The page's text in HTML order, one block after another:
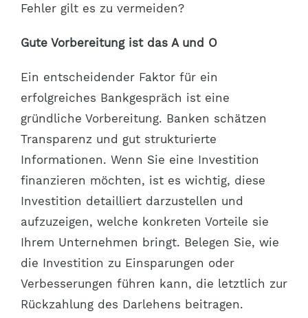
Fehler gilt es zu vermeiden?
Gute Vorbereitung ist das A und O
Ein entscheidender Faktor für ein
erfolgreiches Bankgespräch ist eine
gründliche Vorbereitung. Banken schätzen
Transparenz und gut strukturierte
Informationen. Wenn Sie eine Investition
finanzieren möchten, ist es wichtig, diese
Investition detailliert darzustellen und
aufzuzeigen, welche konkreten Vorteile sie
Ihrem Unternehmen bringt. Belegen Sie, wie
die Investition zu Einsparungen oder
Verbesserungen führen kann, die letztlich zur
Rückzahlung des Darlehens beitragen.